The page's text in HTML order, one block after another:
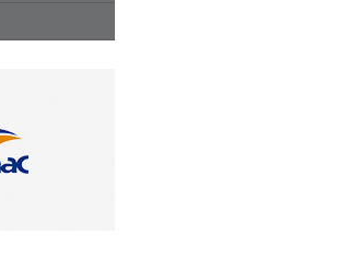
Tributários
de Direito